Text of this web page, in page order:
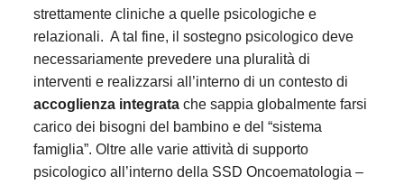
strettamente cliniche a quelle psicologiche e
relazionali. A tal fine, il sostegno psicologico deve
necessariamente prevedere una pluralità di
interventi e realizzarsi all’interno di un contesto di
accoglienza integratache sappia globalmente farsi
carico dei bisogni del bambino e del “sistema
famiglia”. Oltre alle varie attività di supporto
psicologico all’interno della SSD Oncoematologia –